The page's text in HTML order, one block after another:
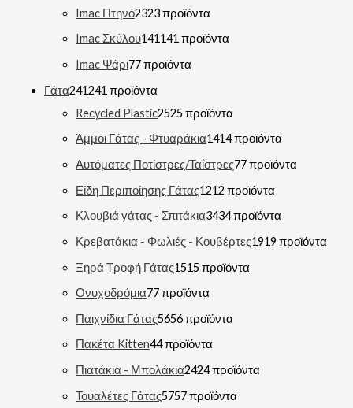
Imac Πτηνό2323 προϊόντα
Imac Σκύλου141141 προϊόντα
Imac Ψάρι77 προϊόντα
Γάτα241241 προϊόντα
Recycled Plastic2525 προϊόντα
Άμμοι Γάτας - Φτυαράκια1414 προϊόντα
Αυτόματες Ποτίστρες/Ταΐστρες77 προϊόντα
Είδη Περιποίησης Γάτας1212 προϊόντα
Κλουβιά γάτας - Σπιτάκια3434 προϊόντα
Κρεβατάκια - Φωλιές - Κουβέρτες1919 προϊόντα
Ξηρά Τροφή Γάτας1515 προϊόντα
Ονυχοδρόμια77 προϊόντα
Παιχνίδια Γάτας5656 προϊόντα
Πακέτα Kitten44 προϊόντα
Πιατάκια - Μπολάκια2424 προϊόντα
Τουαλέτες Γάτας5757 προϊόντα